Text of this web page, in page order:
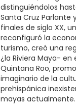
distinguiéndolos
Santa Cruz Parlante
finales de siglo XX,
reconfiguró la
turismo, creó una
¿la Riviera Maya- en
Quintana Roo,
imaginario de la
prehispánica
mayas actualmente.